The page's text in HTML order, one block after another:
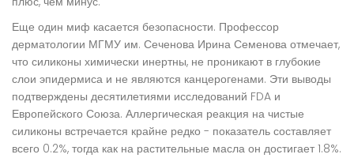
Еще один миф касается безопасности. Профессор
дерматологии МГМУ им. Сеченова Ирина Семенова отмечает,
что силиконы химически инертны, не проникают в глубокие
слои эпидермиса и не являются канцерогенами. Эти выводы
подтверждены десятилетиями исследований FDA и
Европейского Союза. Аллергическая реакция на чистые
силиконы встречается крайне редко - показатель составляет
всего 0.2%, тогда как на растительные масла он достигает 1.8%.